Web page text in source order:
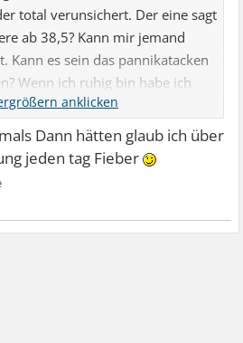
total verunsichert. Der eine sagt
ab 38,5? Kann mir jemand
Kann es sein das pannikatacken
Wenn ich ruhig bin habe ich
Dann hätten glaub ich über
jeden tag Fieber